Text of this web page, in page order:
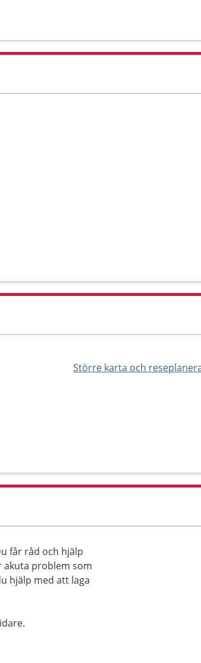
Större karta och
får råd och hjälp
akuta problem som
hjälp med att laga